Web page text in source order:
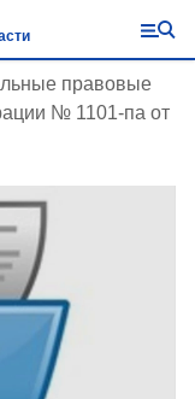
правовые
№ 1101-па от